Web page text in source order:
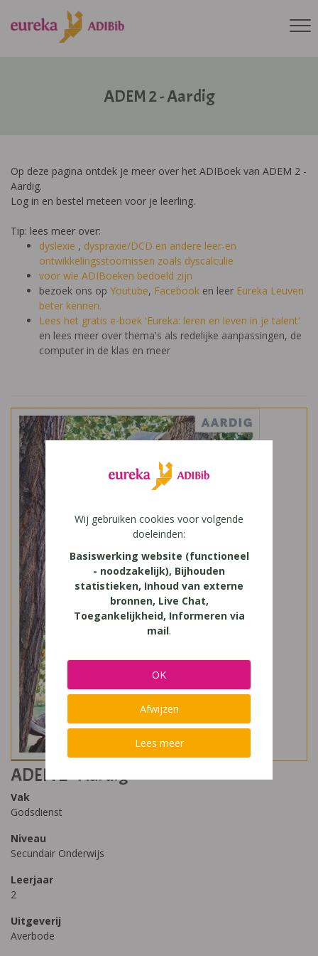
ADEM 2 - Aardig
Op deze pagina ontdek je meer over het ADIBoek van ADEM 2 -
Aardig.
Log in en bestel meteen voor je leerling.
Tip: lees meer over:
dyslexie , dyspraxie/DCD en andere leer-en
ontwikkelingsstoornissen zoals dyscalculie
voor wie ADIBoeken bedoeld zijn
bezoek ons op Youtube, Facebook en leer Eureka Leuven
beter kennen.
Lees het gratis e-boek 'Eureka: leren en leven in je talent'
en lees meer over thema's als redelijke aanpassingen, de
computer in de klas en meer
ADEM 2 - Aardig
Vak
Godsdienst
Niveau
Secundair Onderwijs
Leerjaar
2
Uitgeverij
Averbode
Wij gebruiken cookies voor volgende
doeleinden:
Basiswerking website (functioneel
- noodzakelijk), Bijhouden
statistieken, Inhoud van externe
bronnen, Live Chat,
Toegankelijkheid, Informeren via
mail.
OK
Afwijzen
Lees meer